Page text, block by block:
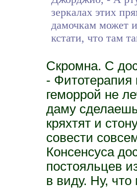
зеркалах этих
дамочкам может
кстати, что там
Скромна. С
- Фитотерапия
геморрой не
даму
кряхтят и
совести
Консенсуса
постояльцев
в виду. Ну, что